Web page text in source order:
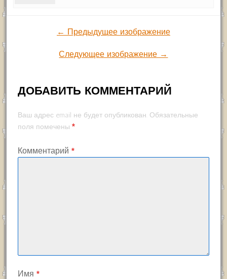
← Предыдущее изображение
Следующее изображение →
ДОБАВИТЬ КОММЕНТАРИЙ
Ваш адрес email не будет опубликован. Обязательные
поля помечены *
Комментарий *
Имя *